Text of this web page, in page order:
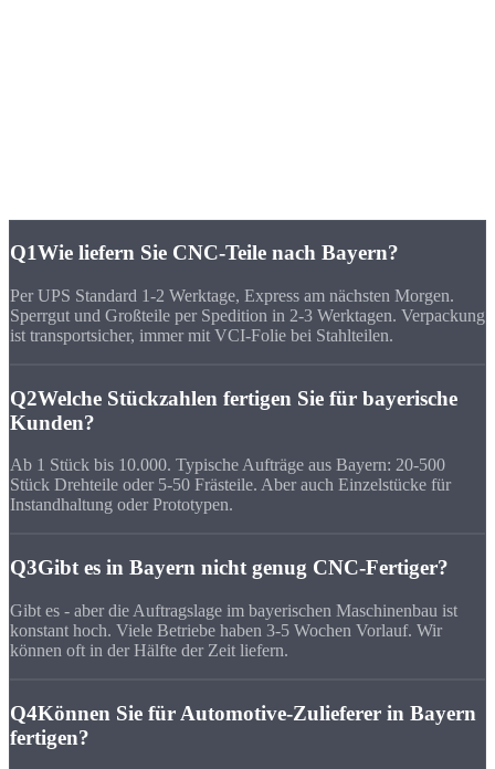
Q1Wie liefern Sie CNC-Teile nach Bayern?
Per UPS Standard 1-2 Werktage, Express am nächsten Morgen.
Sperrgut und Großteile per Spedition in 2-3 Werktagen. Verpackung
ist transportsicher, immer mit VCI-Folie bei Stahlteilen.
Q2Welche Stückzahlen fertigen Sie für bayerische
Kunden?
Ab 1 Stück bis 10.000. Typische Aufträge aus Bayern: 20-500
Stück Drehteile oder 5-50 Frästeile. Aber auch Einzelstücke für
Instandhaltung oder Prototypen.
Q3Gibt es in Bayern nicht genug CNC-Fertiger?
Gibt es - aber die Auftragslage im bayerischen Maschinenbau ist
konstant hoch. Viele Betriebe haben 3-5 Wochen Vorlauf. Wir
können oft in der Hälfte der Zeit liefern.
Q4Können Sie für Automotive-Zulieferer in Bayern
fertigen?